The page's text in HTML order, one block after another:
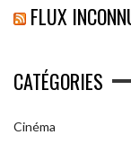
FLUX
CATÉGORIES
Cinéma